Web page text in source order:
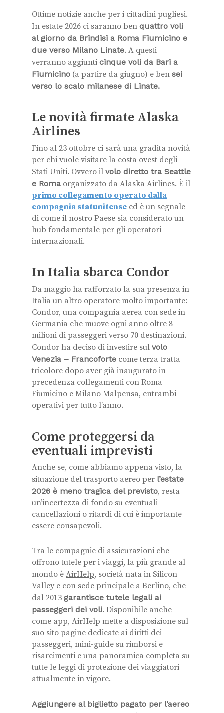
Ottime notizie anche per i cittadini pugliesi.
In estate 2026 ci saranno ben quattro voli
al giorno da Brindisi a Roma Fiumicino e
due verso Milano Linate. A questi
verranno aggiunti cinque voli da Bari a
Fiumicino (a partire da giugno) e ben sei
verso lo scalo milanese di Linate.
Le novità firmate Alaska
Airlines
Fino al 23 ottobre ci sarà una gradita novità
per chi vuole visitare la costa ovest degli
Stati Uniti. Ovvero il volo diretto tra Seattle
e Roma organizzato da Alaska Airlines. È il
primo collegamento operato dalla
compagnia statunitense ed è un segnale
di come il nostro Paese sia considerato un
hub fondamentale per gli operatori
internazionali.
In Italia sbarca Condor
Da maggio ha rafforzato la sua presenza in
Italia un altro operatore molto importante:
Condor, una compagnia aerea con sede in
Germania che muove ogni anno oltre 8
milioni di passeggeri verso 70 destinazioni.
Condor ha deciso di investire sul volo
Venezia – Francoforte come terza tratta
tricolore dopo aver già inaugurato in
precedenza collegamenti con Roma
Fiumicino e Milano Malpensa, entrambi
operativi per tutto l’anno.
Come proteggersi da
eventuali imprevisti
Anche se, come abbiamo appena visto, la
situazione del trasporto aereo per l’estate
2026 è meno tragica del previsto, resta
un’incertezza di fondo su eventuali
cancellazioni o ritardi di cui è importante
essere consapevoli.
Tra le compagnie di assicurazioni che
offrono tutele per i viaggi, la più grande al
mondo è AirHelp, società nata in Silicon
Valley e con sede principale a Berlino, che
dal 2013 garantisce tutele legali ai
passeggeri dei voli. Disponibile anche
come app, AirHelp mette a disposizione sul
suo sito pagine dedicate ai diritti dei
passeggeri, mini-guide su rimborsi e
risarcimenti e una panoramica completa su
tutte le leggi di protezione dei viaggiatori
attualmente in vigore.
Aggiungere al biglietto pagato per l’aereo